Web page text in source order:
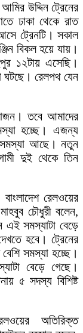
উদ্দিন ট্রেনের
ঢাকা থেকে রাত
ট্রেনটি। সকাল
বিকল হয়ে যায়।
১২টায় এসেছি।
ঘটছে। রেলপথ যেন
তবে আমাদের
হচ্ছে। এজন্য
সমস্যা আছে। নতুন
দুই থেকে তিন
রেলওয়ের
চৌধুরী বলেন,
সমস্যাটা বেড়ে
হবে। ট্রেনের
সমস্যা হচ্ছে।
বেড়ে গেছে।
৫ সদস্য বিশিষ্ট
অতিরিক্ত